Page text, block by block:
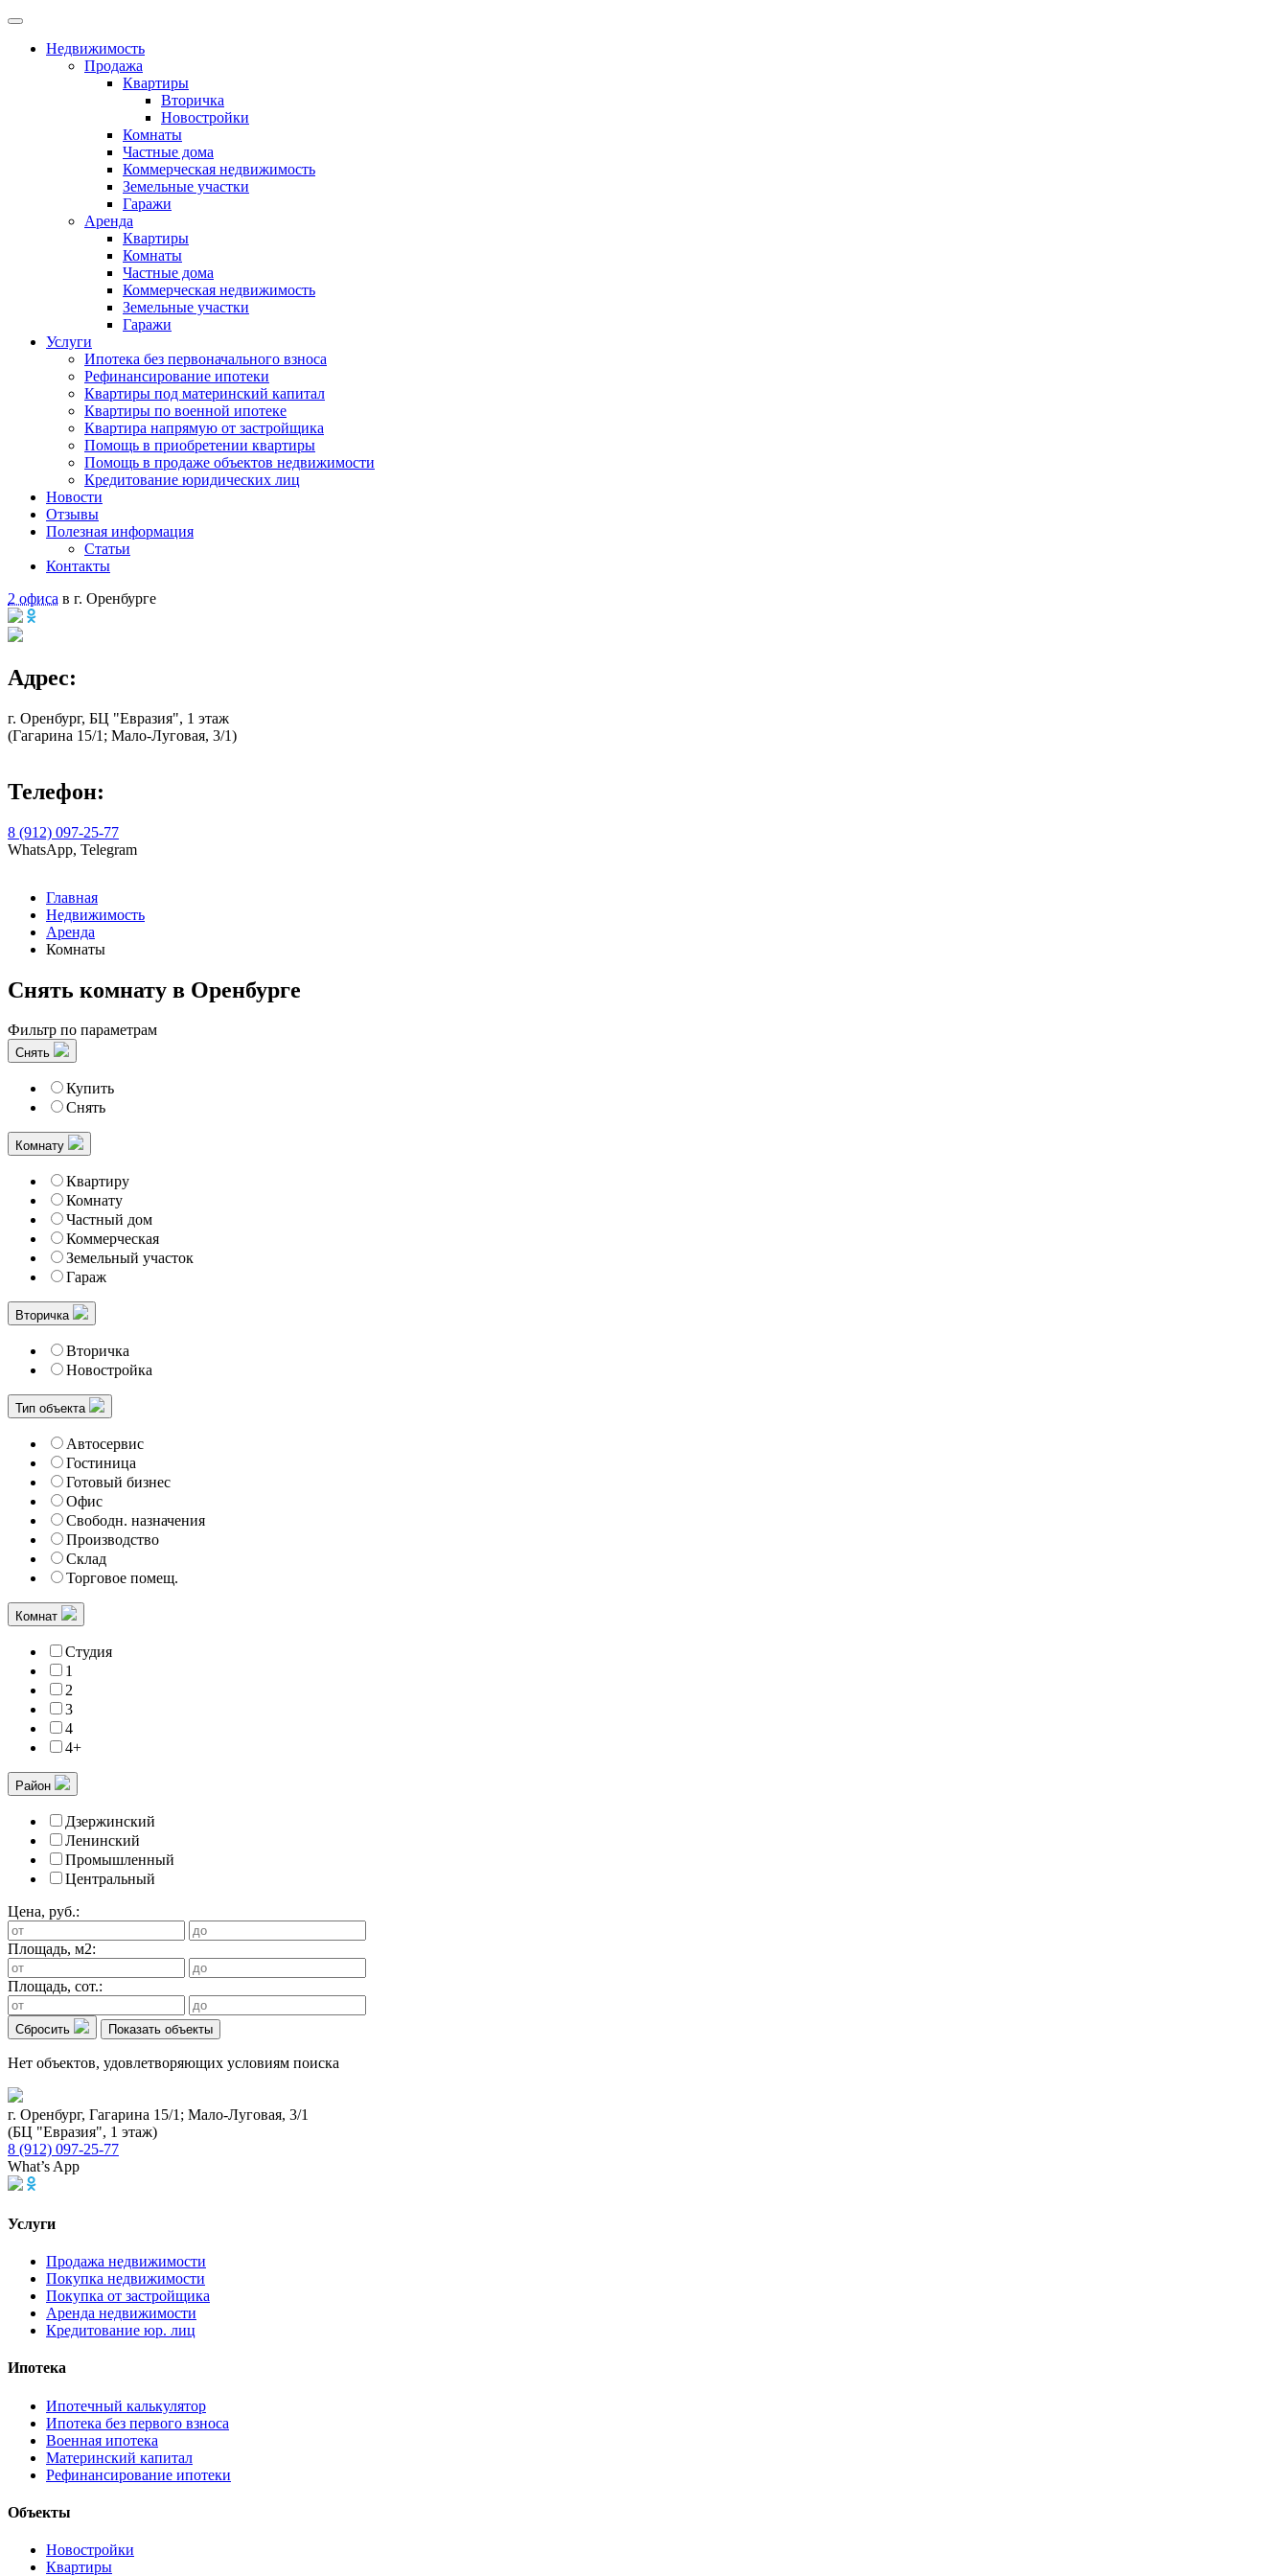
Недвижимость
Продажа
Квартиры
Вторичка
Новостройки
Комнаты
Частные дома
Коммерческая недвижимость
Земельные участки
Гаражи
Аренда
Квартиры
Комнаты
Частные дома
Коммерческая недвижимость
Земельные участки
Гаражи
Услуги
Ипотека без первоначального взноса
Рефинансирование ипотеки
Квартиры под материнский капитал
Квартиры по военной ипотеке
Квартира напрямую от застройщика
Помощь в приобретении квартиры
Помощь в продаже объектов недвижимости
Кредитование юридических лиц
Новости
Отзывы
Полезная информация
Статьи
Контакты
2 офиса в г. Оренбурге
Адрес:
г. Оренбург, БЦ "Евразия", 1 этаж
(Гагарина 15/1; Мало-Луговая, 3/1)
Телефон:
8 (912) 097-25-77
WhatsApp, Telegram
Главная
Недвижимость
Аренда
Комнаты
Снять комнату в Оренбурге
Фильтр по параметрам
Снять
Купить
Снять
Комнату
Квартиру
Комнату
Частный дом
Коммерческая
Земельный участок
Гараж
Вторичка
Вторичка
Новостройка
Тип объекта
Автосервис
Гостиница
Готовый бизнес
Офис
Свободн. назначения
Производство
Склад
Торговое помещ.
Комнат
Студия
1
2
3
4
4+
Район
Дзержинский
Ленинский
Промышленный
Центральный
Цена, руб.:
Площадь, м2:
Площадь, сот.:
Сбросить Показать объекты
Нет объектов, удовлетворяющих условиям поиска
г. Оренбург, Гагарина 15/1; Мало-Луговая, 3/1
(БЦ "Евразия", 1 этаж)
8 (912) 097-25-77
What’s App
Услуги
Продажа недвижимости
Покупка недвижимости
Покупка от застройщика
Аренда недвижимости
Кредитование юр. лиц
Ипотека
Ипотечный калькулятор
Ипотека без первого взноса
Военная ипотека
Материнский капитал
Рефинансирование ипотеки
Объекты
Новостройки
Квартиры